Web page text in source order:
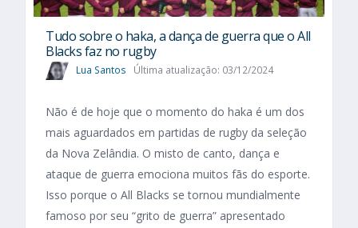
Tudo sobre o haka, a dança de guerra que o All
Blacks faz no rugby
Lua Santos Última atualização: 03/12/2024
Não é de hoje que o momento do haka é um dos
mais aguardados em partidas de rugby da seleção
da Nova Zelândia. O misto de canto, dança e
ataque de guerra emociona muitos fãs do esporte.
Isso porque o All Blacks se tornou mundialmente
famoso por seu “grito de guerra” apresentado